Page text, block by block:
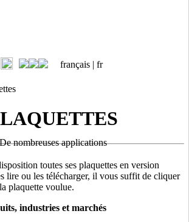
français | fr
nombreuses applications
toutes ses plaquettes en version
lire ou les télécharger, il vous suffit de cliquer
plaquette voulue.
industries et marchés